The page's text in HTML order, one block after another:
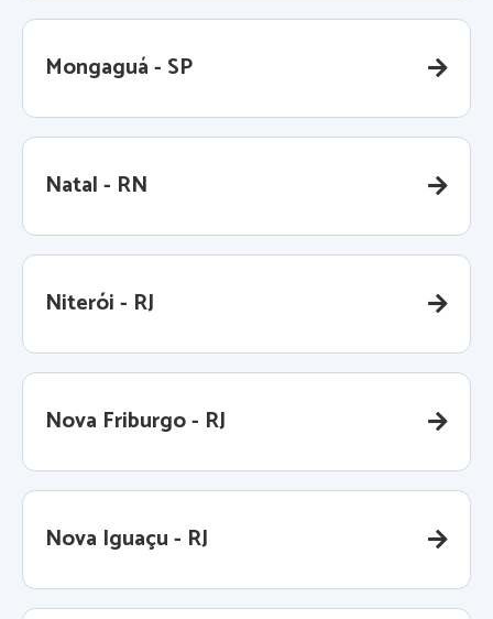
Mongaguá - SP
Natal - RN
Niterói - RJ
Nova Friburgo - RJ
Nova Iguaçu - RJ